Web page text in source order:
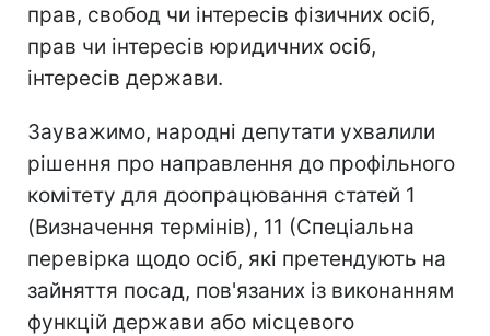
прав, свобод чи інтересів фізичних осіб,
прав чи інтересів юридичних осіб,
інтересів держави.
Зауважимо, народні депутати ухвалили
рішення про направлення до профільного
комітету для доопрацювання статей 1
(Визначення термінів), 11 (Спеціальна
перевірка щодо осіб, які претендують на
зайняття посад, пов'язаних із виконанням
функцій держави або місцевого